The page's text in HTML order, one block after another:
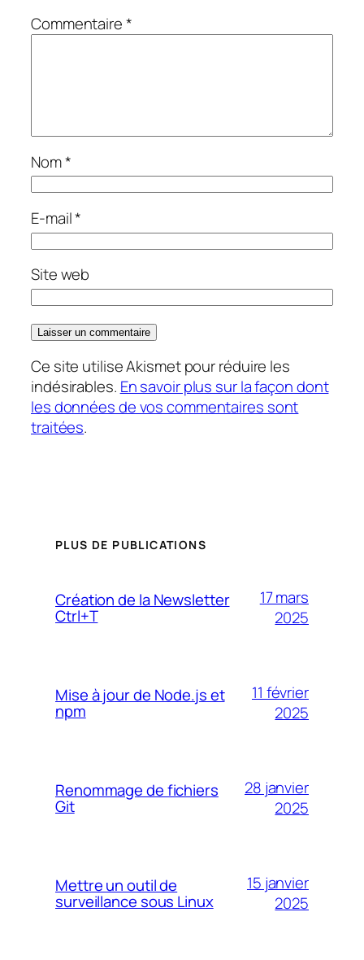
Commentaire*
Nom*
E-mail*
Site web
Ce site utilise Akismet pour réduire les
indésirables. En savoir plus sur la façon dont
les données de vos commentaires sont
traitées.
PLUS DE PUBLICATIONS
Création de la Newsletter
Ctrl+T
17 mars
2025
Mise à jour de Node.js et
npm
11 février
2025
Renommage de fichiers
Git
28 janvier
2025
Mettre un outil de
surveillance sous Linux
15 janvier
2025